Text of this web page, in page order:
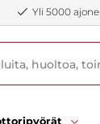
Yli 5000